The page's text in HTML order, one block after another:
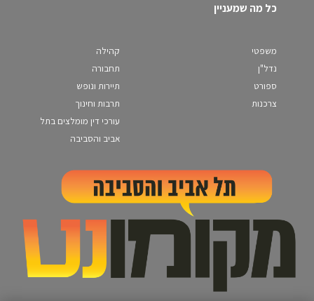
כל מה שמעניין
משפטי
נדל"ן
ספורט
צרכנות
קהילה
תחבורה
תיירות ונופש
תרבות וחינוך
עורכי דין מומלצים בתל
אביב והסביבה